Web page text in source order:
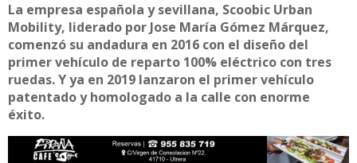
La empresa española y sevillana, Scoobic Urban
Mobility, liderado por Jose María Gómez Márquez,
comenzó su andadura en 2016 con el diseño del
primer vehículo de reparto 100% eléctrico con tres
ruedas. Y ya en 2019 lanzaron el primer vehículo
patentado y homologado a la calle con enorme
éxito.